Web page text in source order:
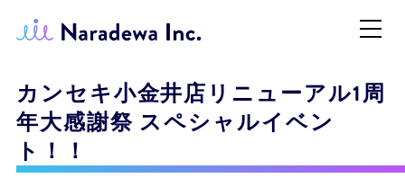
カンセキ小金井店リニューアル1周
年大感謝祭 スペシャルイベン
ト！！